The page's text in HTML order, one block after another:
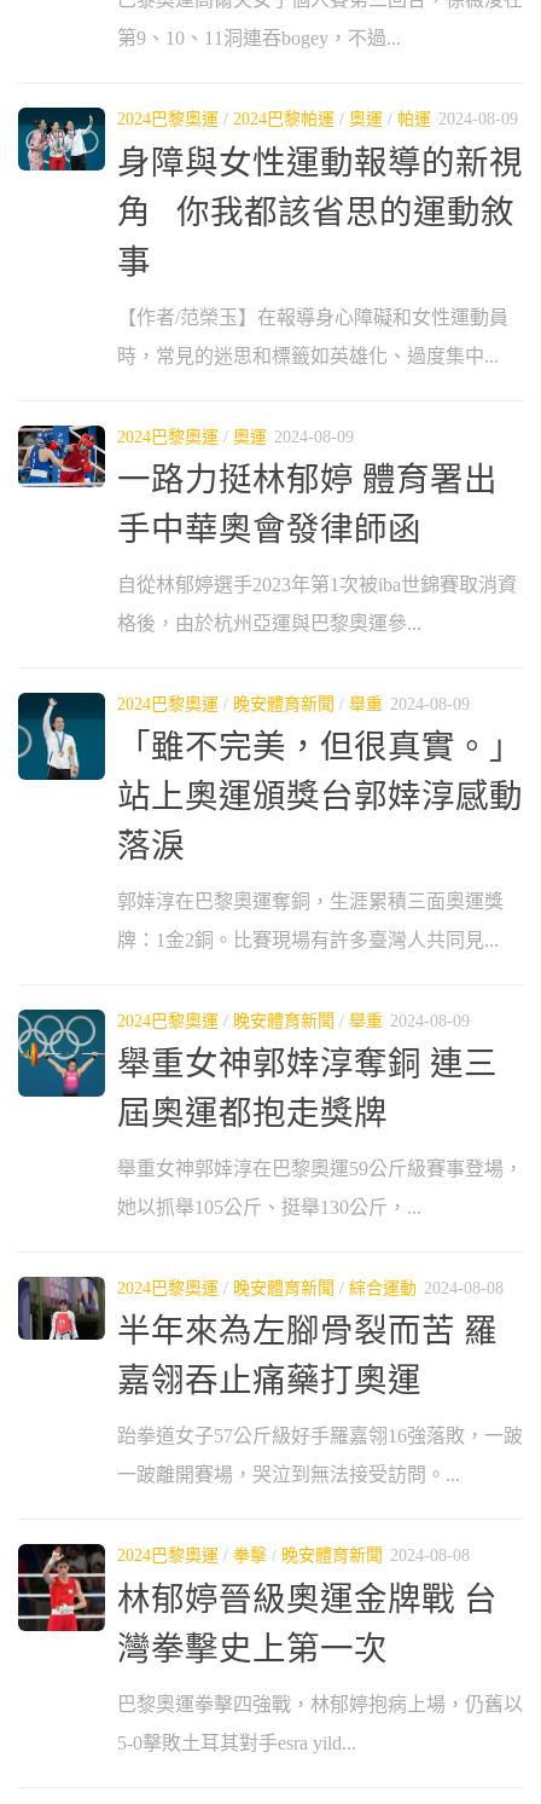
第9、10、11洞連吞bogey，不過...
2024巴黎奧運 / 2024巴黎帕運 / 奧運 / 帕運 2024-08-09
身障與女性運動報導的新視
角 你我都該省思的運動敘
事
【作者/范榮玉】在報導身心障礙和女性運動員
時，常見的迷思和標籤如英雄化、過度集中...
2024巴黎奧運 / 奧運 2024-08-09
一路力挺林郁婷 體育署出
手中華奧會發律師函
自從林郁婷選手2023年第1次被iba世錦賽取消資
格後，由於杭州亞運與巴黎奧運參...
2024巴黎奧運 / 晚安體育新聞 / 舉重 2024-08-09
「雖不完美，但很真實。」
站上奧運頒獎台郭婞淳感動
落淚
郭婞淳在巴黎奧運奪銅，生涯累積三面奧運獎
牌：1金2銅。比賽現場有許多臺灣人共同見...
2024巴黎奧運 / 晚安體育新聞 / 舉重 2024-08-09
舉重女神郭婞淳奪銅 連三
屆奧運都抱走獎牌
舉重女神郭婞淳在巴黎奧運59公斤級賽事登場，
她以抓舉105公斤、挺舉130公斤，...
2024巴黎奧運 / 晚安體育新聞 / 綜合運動 2024-08-08
半年來為左腳骨裂而苦 羅
嘉翎吞止痛藥打奧運
跆拳道女子57公斤級好手羅嘉翎16強落敗，一跛
一跛離開賽場，哭泣到無法接受訪問。...
2024巴黎奧運 / 拳擊 / 晚安體育新聞 2024-08-08
林郁婷晉級奧運金牌戰 台
灣拳擊史上第一次
巴黎奧運拳擊四強戰，林郁婷抱病上場，仍舊以
5-0擊敗土耳其對手esra yild...